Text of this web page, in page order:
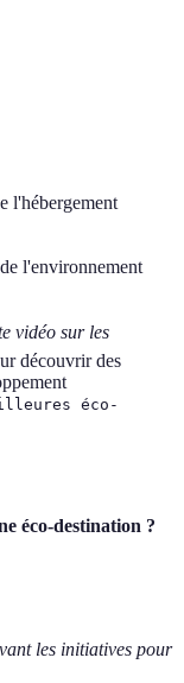
l'hébergement
l'environnement
vidéo sur les
découvrir des
éco-
éco-destination ?
les initiatives pour